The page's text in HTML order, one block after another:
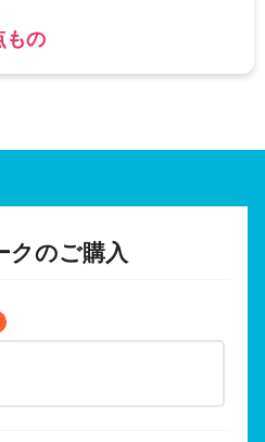
もの
クのご購入